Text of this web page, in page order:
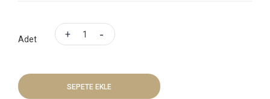
Adet
SEPETE EKLE